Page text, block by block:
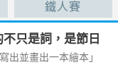
鐵人賽
只是詞，是節日
出並畫出一本繪本」